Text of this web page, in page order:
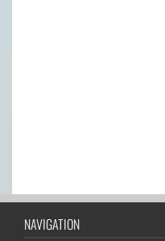
NAVIGATION